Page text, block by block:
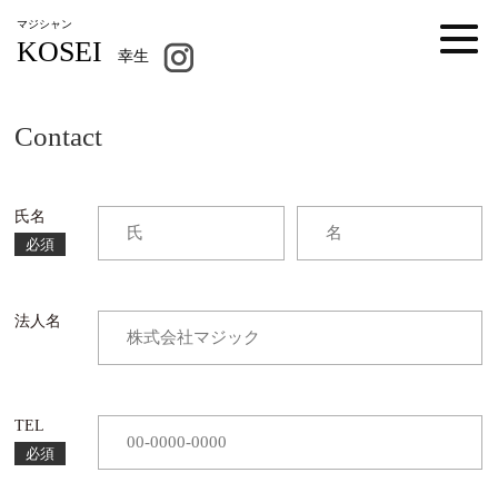
マジシャン
KOSEI 幸生
Contact
氏名
必須
法人名
TEL
必須